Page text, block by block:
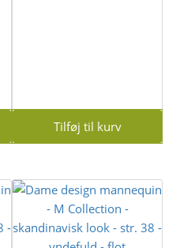
Tilføj til kurv